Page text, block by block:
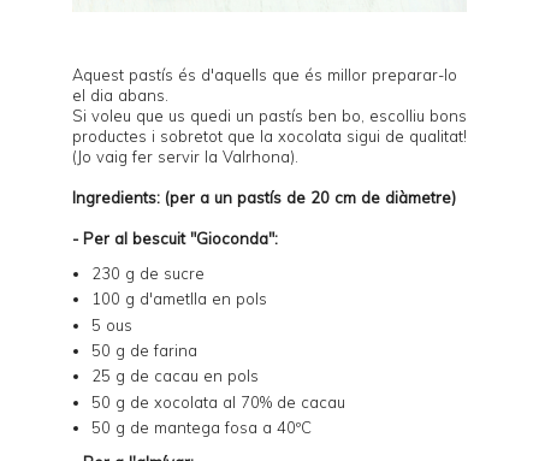
Aquest pastís és d'aquells que és millor preparar-lo
el dia abans.
Si voleu que us quedi un pastís ben bo, escolliu bons
productes i sobretot que la xocolata sigui de qualitat!
(Jo vaig fer servir la Valrhona).
Ingredients: (per a un pastís de 20 cm de diàmetre)
- Per al bescuit "Gioconda":
230 g de sucre
100 g d'ametlla en pols
5 ous
50 g de farina
25 g de cacau en pols
50 g de xocolata al 70% de cacau
50 g de mantega fosa a 40ºC